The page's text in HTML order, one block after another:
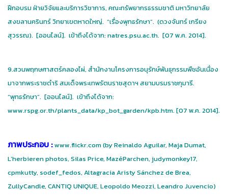
ฝึกอบรม ฝ่ายวิจัยและบริการวิชาการ, คณะทรัพยากรธรรมชาติ มหาวิทยาลัย
สงขลานครินทร์ วิทยาเขตหาดใหญ่. “เรื่องพุทธรักษา”. (ดวงจันทร์ เกรียง
สุวรรณ). [ออนไลน์]. เข้าถึงได้จาก: natres.psu.ac.th. [07 พ.ค. 2014].
9.สวนพฤกษศาสตร์คลองไผ่, สำนักงานโครงการอนุรักษ์พันธุกรรมพืชอันเนื่อง
มาจากพระราชดำริ สมเด็จพระเทพรัตนราชสุดาฯ สยามบรมราชกุมารี.
“พุทธรักษา”. [ออนไลน์]. เข้าถึงได้จาก:
www.rspg.or.th/plants_data/kp_bot_garden/kpb.htm. [07 พ.ค. 2014].
ภาพประกอบ :www.flickr.com (by Reinaldo Aguilar, Maja Dumat,
L’herbieren photos, Silas Price, MazéParchen, judymonkey17,
cpmkutty, sodef_fedos, Altagracia Aristy Sánchez de Brea,
ZullyCandle, CANTIQ UNIQUE, Leopoldo Meozzi, Leandro Juvencio)